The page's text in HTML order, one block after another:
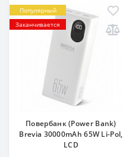
Популярный
Заканчивается
Повербанк (Power Bank)
Brevia 30000mAh 65W Li-Pol,
LCD